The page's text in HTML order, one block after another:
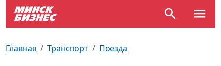
Главная Транспорт Поезда